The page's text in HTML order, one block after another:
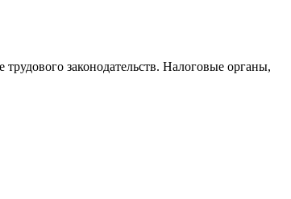
законодательств. Налоговые органы,